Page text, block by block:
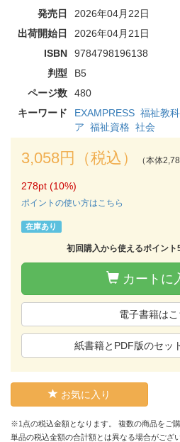
発売日
2026年04月22日
出荷開始日
2026年04月21日
ISBN
9784798196138
判型
B5
ページ数
480
キーワード
EXAMPRESS 福祉教
ア 福祉資格 社会
3,058円（税込） （本体
278pt (10%)
ポイントの使い方はこちら
在庫あり
初回購入から使えるポイント
カートに
電子書籍はこ
紙書籍とPDF版のセッ
お気に入り
※1点の税込金額となります。 複数の商品をご
単品の税込金額の合計額とは異なる場合がござ